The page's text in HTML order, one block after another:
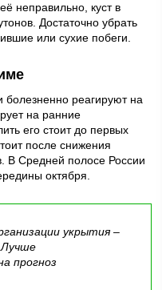
неправильно, куст в
Достаточно убрать
или сухие побеги.
болезненно реагируют на
на ранние
его стоит до первых
после снижения
В Средней полосе России
октября.
укрытия –
прогноз